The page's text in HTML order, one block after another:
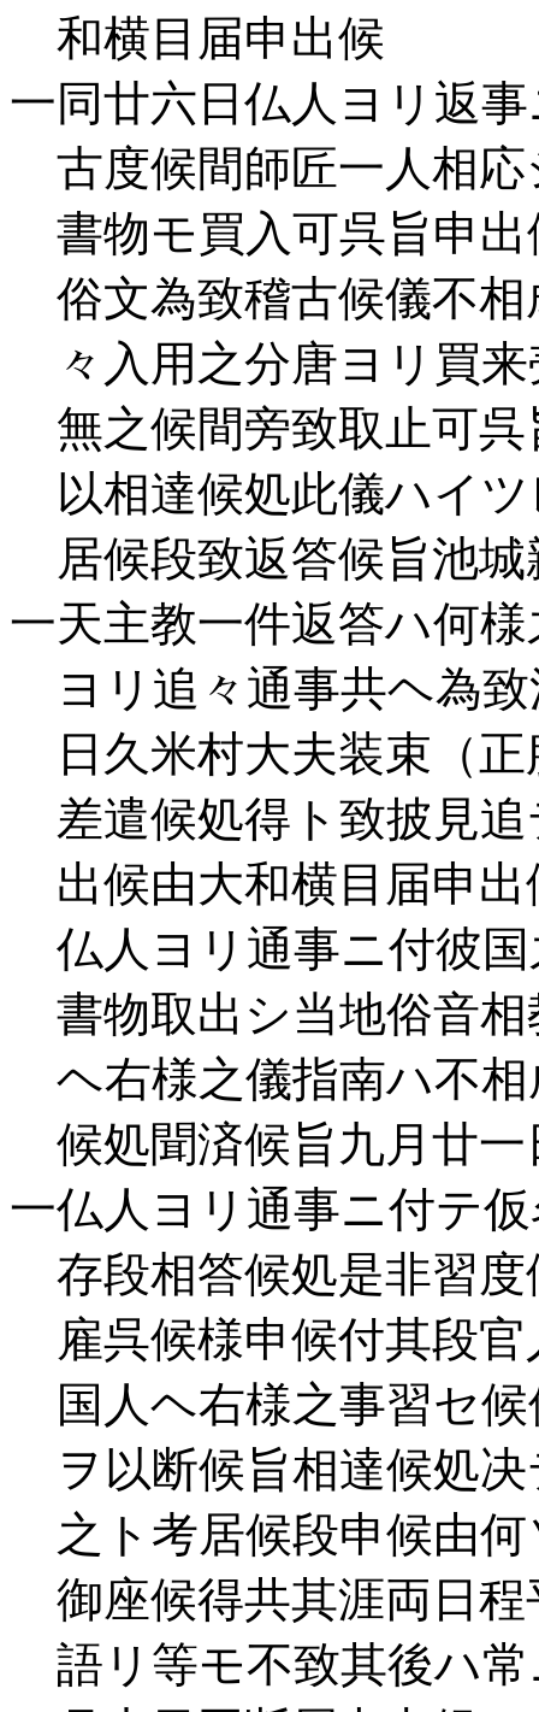
和横目届申出候
一同廿六日仏人ヨリ返
古度候間師匠一人相応
書物モ買入可呉旨申出
俗文為致稽古候儀不相
々入用之分唐ヨリ買来
無之候間旁致取止可呉
以相達候処此儀ハイツ
居候段致返答候旨池城
一天主教一件返答ハ何
ヨリ追々通事共ヘ為致
日久米村大夫装束（正
差遣候処得ト致披見追
出候由大和横目届申出
仏人ヨリ通事ニ付彼国
書物取出シ当地俗音相
ヘ右様之儀指南ハ不相
候処聞済候旨九月廿一
一仏人ヨリ通事ニ付テ
存段相答候処是非習度
雇呉候様申候付其段官
国人ヘ右様之事習セ候
ヲ以断候旨相達候処决
之ト考居候段申候由何
御座候得共其涯両日程
語リ等モ不致其後ハ常